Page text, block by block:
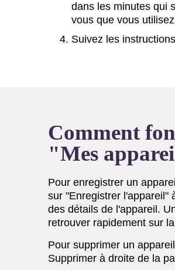
dans les minutes qui
vous que vous
Suivez les
Comment
"Mes
Pour enregistrer un
sur "Enregistrer l'appareil"
des détails de l'appareil.
retrouver rapidement sur
Pour supprimer un
Supprimer à droite de la